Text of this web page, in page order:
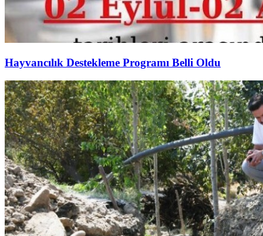
Hayvancılık Destekleme Programı Belli Oldu